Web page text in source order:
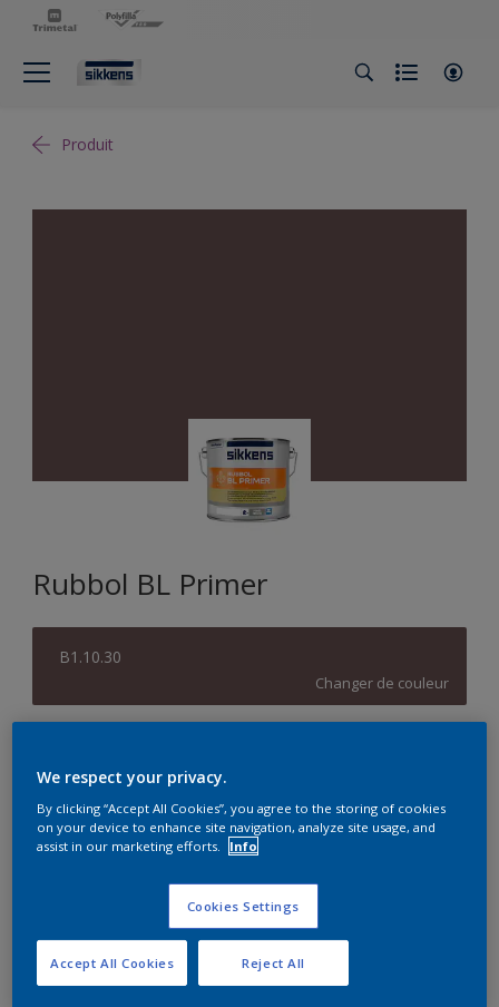
Produit
Rubbol BL Primer
B1.10.30
Changer de couleur
1L
Quantité Calculateur de peinture
Calculer
We respect your privacy.
By clicking “Accept All Cookies”, you agree to the storing of cookies
on your device to enhance site navigation, analyze site usage, and
assist in our marketing efforts.
Info
Cookies Settings
Reject All
Accept All Cookies